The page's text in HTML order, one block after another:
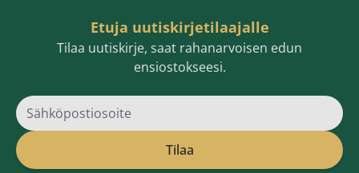
Etuja uutiskirjetilaajalle
Tilaa uutiskirje, saat rahanarvoisen edun
ensiostokseesi.
Sähköpostiosoite
Tilaa